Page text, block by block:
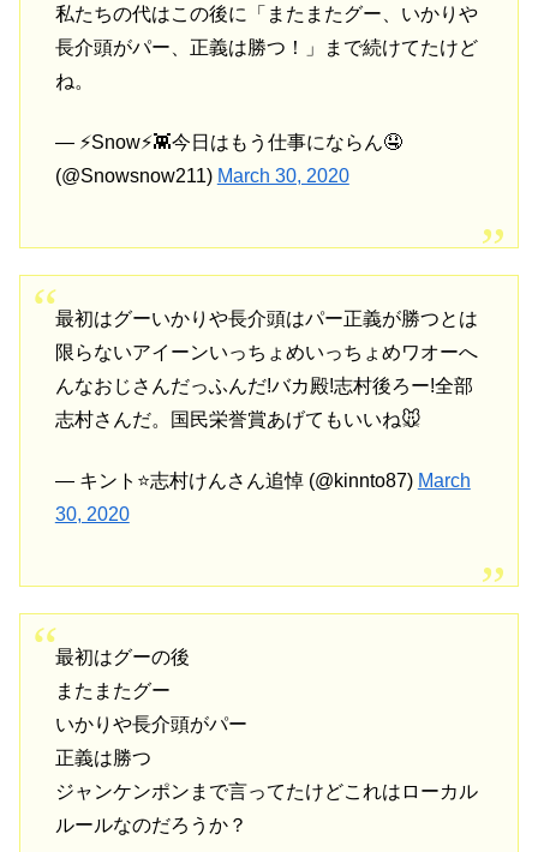
私たちの代はこの後に「またまたグー、いかりや
長介頭がパー、正義は勝つ！」まで続けてたけど
ね。
— ⚡️Snow⚡️👾今日はもう仕事にならん🤤
(@Snowsnow211) March 30, 2020
最初はグーいかりや長介頭はパー正義が勝つとは
限らないアイーンいっちょめいっちょめワオーへ
んなおじさんだっふんだ!バカ殿!志村後ろー!全部
志村さんだ。国民栄誉賞あげてもいいね🐭
— キント⭐志村けんさん追悼 (@kinnto87) March
30, 2020
最初はグーの後
またまたグー
いかりや長介頭がパー
正義は勝つ
ジャンケンポンまで言ってたけどこれはローカル
ルールなのだろうか？